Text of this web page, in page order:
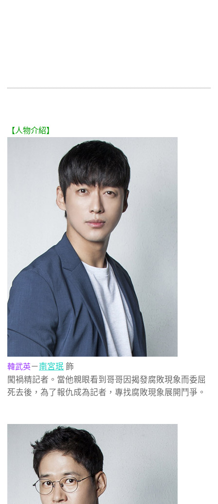
【人物介紹】
韓武英－南宮珉 飾
闖禍精記者。當他親眼看到哥哥因揭發腐敗現象而委屈
死去後，為了報仇成為記者，專找腐敗現象展開鬥爭。